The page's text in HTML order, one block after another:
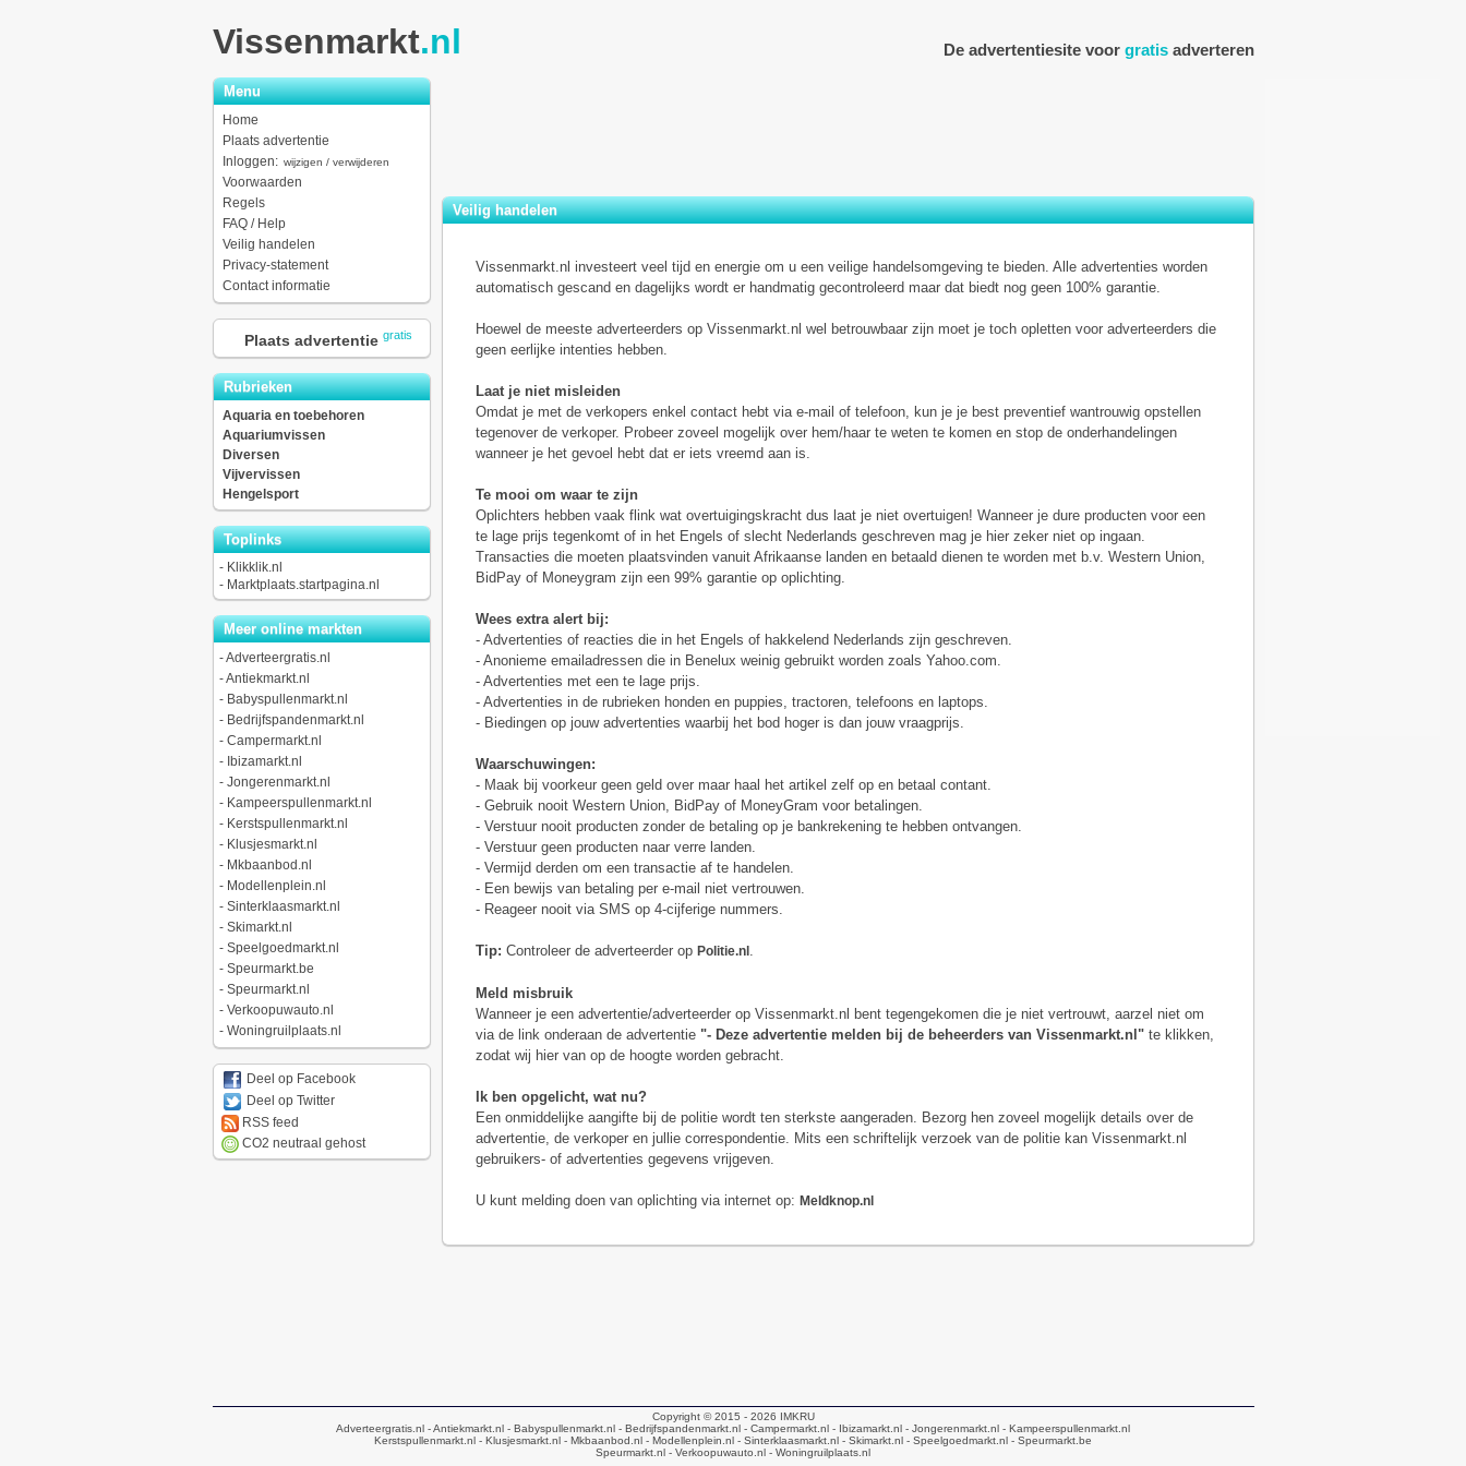
Vissenmarkt.nl De advertentiesite voor gratisadverteren
Menu
Home
Plaats advertentie
Inloggen: wijzigen / verwijderen
Voorwaarden
Regels
FAQ / Help
Veilig handelen
Privacy-statement
Contact informatie
Plaats advertentie gratis
Rubrieken
Aquaria en toebehoren
Aquariumvissen
Diversen
Vijvervissen
Hengelsport
Toplinks
- Klikklik.nl
- Marktplaats.startpagina.nl
Meer online markten
-Adverteergratis.nl
-Antiekmarkt.nl
- Babyspullenmarkt.nl
- Bedrijfspandenmarkt.nl
- Campermarkt.nl
- Ibizamarkt.nl
- Jongerenmarkt.nl
- Kampeerspullenmarkt.nl
- Kerstspullenmarkt.nl
- Klusjesmarkt.nl
- Mkbaanbod.nl
- Modellenplein.nl
- Sinterklaasmarkt.nl
- Skimarkt.nl
- Speelgoedmarkt.nl
- Speurmarkt.be
- Speurmarkt.nl
- Verkoopuwauto.nl
- Woningruilplaats.nl
Deel op Facebook
Deel op Twitter
RSS feed
CO2 neutraal gehost
Veilig handelen
Vissenmarkt.nl investeert veel tijd en energie om u een veilige handelsomgeving te bieden. Alle advertenties worden
automatisch gescand en dagelijks wordt er handmatig gecontroleerd maar dat biedt nog geen 100% garantie.
Hoewel de meeste adverteerders op Vissenmarkt.nl wel betrouwbaar zijn moet je toch opletten voor adverteerders die
geen eerlijke intenties hebben.
Laat je niet misleiden
Omdat je met de verkopers enkel contact hebt via e-mail of telefoon, kun je je best preventief wantrouwig opstellen
tegenover de verkoper. Probeer zoveel mogelijk over hem/haar te weten te komen en stop de onderhandelingen
wanneer je het gevoel hebt dat er iets vreemd aan is.
Te mooi om waar te zijn
Oplichters hebben vaak flink wat overtuigingskracht dus laat je niet overtuigen! Wanneer je dure producten voor een
te lage prijs tegenkomt of in het Engels of slecht Nederlands geschreven mag je hier zeker niet op ingaan.
Transacties die moeten plaatsvinden vanuit Afrikaanse landen en betaald dienen te worden met b.v. Western Union,
BidPay of Moneygram zijn een 99% garantie op oplichting.
Wees extra alert bij:
- Advertenties of reacties die in het Engels of hakkelend Nederlands zijn geschreven.
- Anonieme emailadressen die in Benelux weinig gebruikt worden zoals Yahoo.com.
- Advertenties met een te lage prijs.
- Advertenties in de rubrieken honden en puppies, tractoren, telefoons en laptops.
- Biedingen op jouw advertenties waarbij het bod hoger is dan jouw vraagprijs.
Waarschuwingen:
- Maak bij voorkeur geen geld over maar haal het artikel zelf op en betaal contant.
- Gebruik nooit Western Union, BidPay of MoneyGram voor betalingen.
- Verstuur nooit producten zonder de betaling op je bankrekening te hebben ontvangen.
- Verstuur geen producten naar verre landen.
- Vermijd derden om een transactie af te handelen.
- Een bewijs van betaling per e-mail niet vertrouwen.
- Reageer nooit via SMS op 4-cijferige nummers.
Tip: Controleer de adverteerder op Politie.nl.
Meld misbruik
Wanneer je een advertentie/adverteerder op Vissenmarkt.nl bent tegengekomen die je niet vertrouwt, aarzel niet om
via de link onderaan de advertentie "- Deze advertentie melden bij de beheerders van Vissenmarkt.nl"te klikken,
zodat wij hier van op de hoogte worden gebracht.
Ik ben opgelicht, wat nu?
Een onmiddelijke aangifte bij de politie wordt ten sterkste aangeraden. Bezorg hen zoveel mogelijk details over de
advertentie, de verkoper en jullie correspondentie. Mits een schriftelijk verzoek van de politie kan Vissenmarkt.nl
gebruikers- of advertenties gegevens vrijgeven.
U kunt melding doen van oplichting via internet op: Meldknop.nl
Copyright © 2015 - 2026 IMKRU
Adverteergratis.nl - Antiekmarkt.nl - Babyspullenmarkt.nl - Bedrijfspandenmarkt.nl - Campermarkt.nl - Ibizamarkt.nl - Jongerenmarkt.nl - Kampeerspullenmarkt.nl
Kerstspullenmarkt.nl - Klusjesmarkt.nl - Mkbaanbod.nl - Modellenplein.nl - Sinterklaasmarkt.nl - Skimarkt.nl - Speelgoedmarkt.nl - Speurmarkt.be
Speurmarkt.nl - Verkoopuwauto.nl - Woningruilplaats.nl